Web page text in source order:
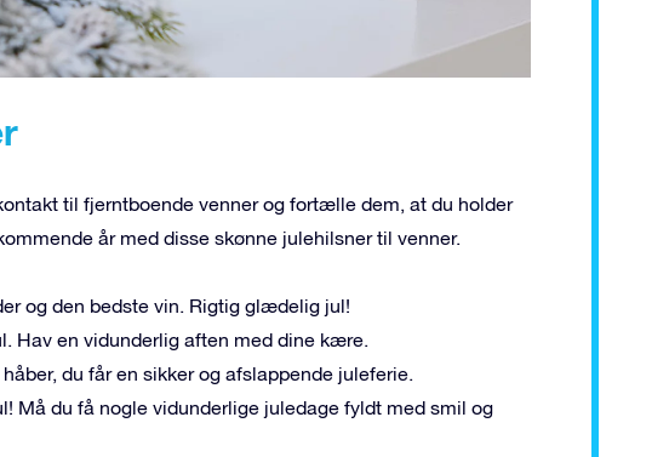
til fjerntboende venner og fortælle dem, at du holder
år med disse skønne julehilsner til venner.
og den bedste vin. Rigtig glædelig jul!
Hav en vidunderlig aften med dine kære.
du får en sikker og afslappende juleferie.
Må du få nogle vidunderlige juledage fyldt med smil og